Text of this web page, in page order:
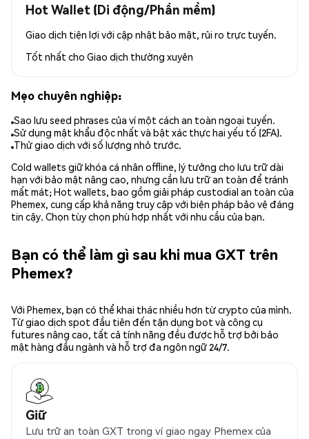
Hot Wallet (Di động/Phần mềm)
Giao dịch tiện lợi với cập nhật bảo mật, rủi ro trực tuyến.
Tốt nhất cho Giao dịch thường xuyên
Mẹo chuyên nghiệp:
Sao lưu seed phrases của ví một cách an toàn ngoại tuyến.
Sử dụng mật khẩu độc nhất và bật xác thực hai yếu tố (2FA).
Thử giao dịch với số lượng nhỏ trước.
Cold wallets giữ khóa cá nhân offline, lý tưởng cho lưu trữ dài
hạn với bảo mật nâng cao, nhưng cần lưu trữ an toàn để tránh
mất mát; Hot wallets, bao gồm giải pháp custodial an toàn của
Phemex, cung cấp khả năng truy cập với biện pháp bảo vệ đáng
tin cậy. Chọn tùy chọn phù hợp nhất với nhu cầu của bạn.
Bạn có thể làm gì sau khi mua GXT trên
Phemex?
Với Phemex, bạn có thể khai thác nhiều hơn từ crypto của mình.
Từ giao dịch spot đầu tiên đến tận dụng bot và công cụ
futures nâng cao, tất cả tính năng đều được hỗ trợ bởi bảo
mật hàng đầu ngành và hỗ trợ đa ngôn ngữ 24/7.
Giữ
Lưu trữ an toàn GXT trong ví giao ngay Phemex của